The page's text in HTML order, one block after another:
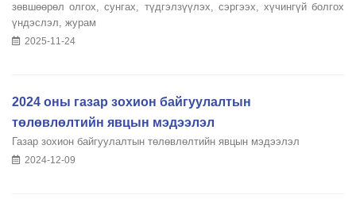
зөвшөөрөл олгох, сунгах, түдгэлзүүлэх, сэргээх, хүчингүй болгох
үндэслэл, журам
2025-11-24
2024 оны газар зохион байгуулалтын
төлөвлөлтийн явцын мэдээлэл
Газар зохион байгуулалтын төлөвлөлтийн явцын мэдээлэл
2024-12-09